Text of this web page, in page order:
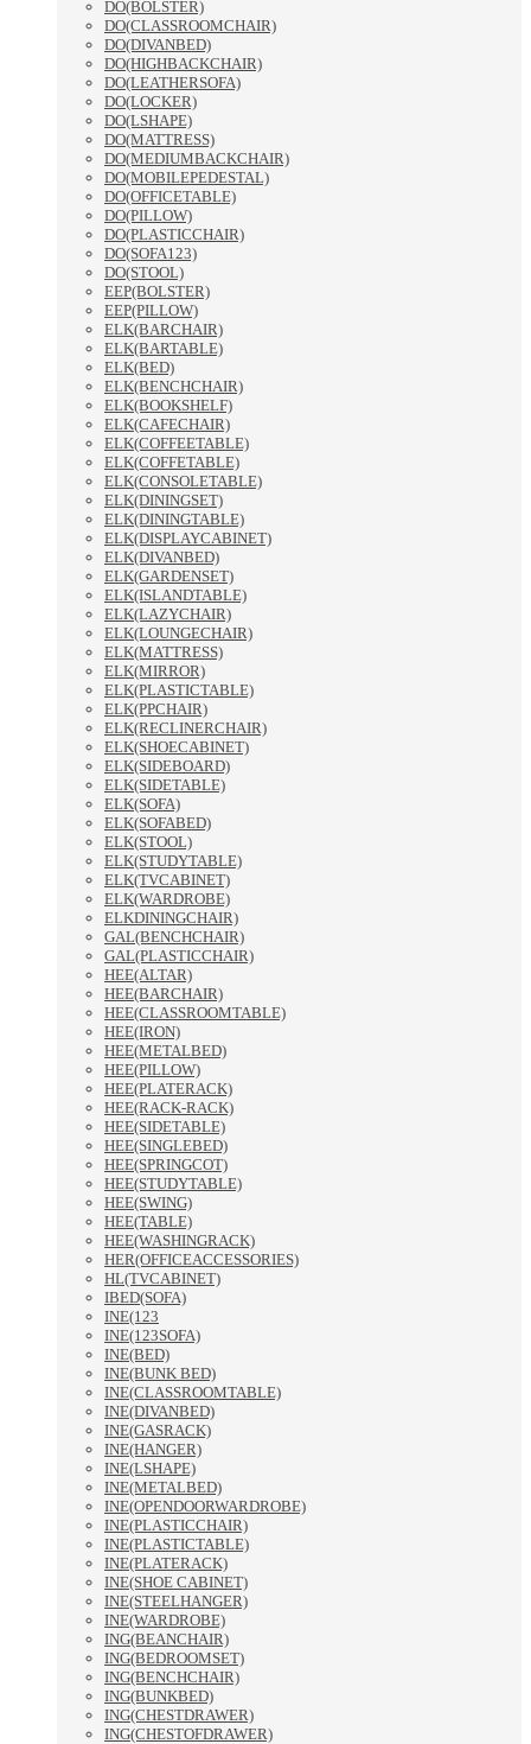
DO(BOLSTER)
DO(CLASSROOMCHAIR)
DO(DIVANBED)
DO(HIGHBACKCHAIR)
DO(LEATHERSOFA)
DO(LOCKER)
DO(LSHAPE)
DO(MATTRESS)
DO(MEDIUMBACKCHAIR)
DO(MOBILEPEDESTAL)
DO(OFFICETABLE)
DO(PILLOW)
DO(PLASTICCHAIR)
DO(SOFA123)
DO(STOOL)
EEP(BOLSTER)
EEP(PILLOW)
ELK(BARCHAIR)
ELK(BARTABLE)
ELK(BED)
ELK(BENCHCHAIR)
ELK(BOOKSHELF)
ELK(CAFECHAIR)
ELK(COFFEETABLE)
ELK(COFFETABLE)
ELK(CONSOLETABLE)
ELK(DININGSET)
ELK(DININGTABLE)
ELK(DISPLAYCABINET)
ELK(DIVANBED)
ELK(GARDENSET)
ELK(ISLANDTABLE)
ELK(LAZYCHAIR)
ELK(LOUNGECHAIR)
ELK(MATTRESS)
ELK(MIRROR)
ELK(PLASTICTABLE)
ELK(PPCHAIR)
ELK(RECLINERCHAIR)
ELK(SHOECABINET)
ELK(SIDEBOARD)
ELK(SIDETABLE)
ELK(SOFA)
ELK(SOFABED)
ELK(STOOL)
ELK(STUDYTABLE)
ELK(TVCABINET)
ELK(WARDROBE)
ELKDININGCHAIR)
GAL(BENCHCHAIR)
GAL(PLASTICCHAIR)
HEE(ALTAR)
HEE(BARCHAIR)
HEE(CLASSROOMTABLE)
HEE(IRON)
HEE(METALBED)
HEE(PILLOW)
HEE(PLATERACK)
HEE(RACK-RACK)
HEE(SIDETABLE)
HEE(SINGLEBED)
HEE(SPRINGCOT)
HEE(STUDYTABLE)
HEE(SWING)
HEE(TABLE)
HEE(WASHINGRACK)
HER(OFFICEACCESSORIES)
HL(TVCABINET)
IBED(SOFA)
INE(123
INE(123SOFA)
INE(BED)
INE(BUNK BED)
INE(CLASSROOMTABLE)
INE(DIVANBED)
INE(GASRACK)
INE(HANGER)
INE(LSHAPE)
INE(METALBED)
INE(OPENDOORWARDROBE)
INE(PLASTICCHAIR)
INE(PLASTICTABLE)
INE(PLATERACK)
INE(SHOE CABINET)
INE(STEELHANGER)
INE(WARDROBE)
ING(BEANCHAIR)
ING(BEDROOMSET)
ING(BENCHCHAIR)
ING(BUNKBED)
ING(CHESTDRAWER)
ING(CHESTOFDRAWER)